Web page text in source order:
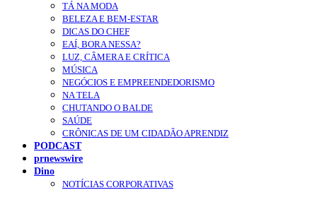
TÁ NA MODA
BELEZA E BEM-ESTAR
DICAS DO CHEF
EAÍ, BORA NESSA?
LUZ, CÂMERA E CRÍTICA
MÚSICA
NEGÓCIOS E EMPREENDEDORISMO
NA TELA
CHUTANDO O BALDE
SAÚDE
CRÔNICAS DE UM CIDADÃO APRENDIZ
PODCAST
prnewswire
Dino
NOTÍCIAS CORPORATIVAS